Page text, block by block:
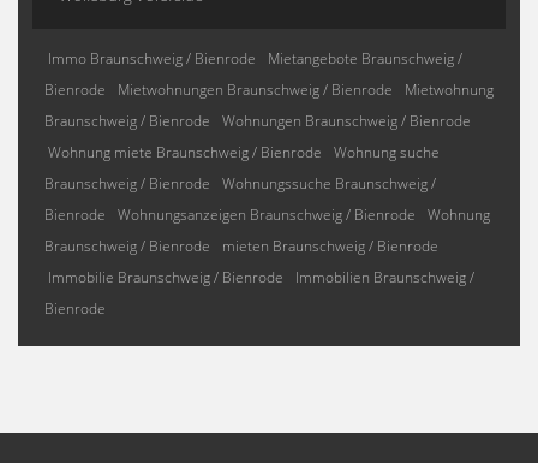
Immo Braunschweig / Bienrode
Mietangebote Braunschweig /
Bienrode
Mietwohnungen Braunschweig / Bienrode
Mietwohnung
Braunschweig / Bienrode
Wohnungen Braunschweig / Bienrode
Wohnung miete Braunschweig / Bienrode
Wohnung suche
Braunschweig / Bienrode
Wohnungssuche Braunschweig /
Bienrode
Wohnungsanzeigen Braunschweig / Bienrode
Wohnung
Braunschweig / Bienrode
mieten Braunschweig / Bienrode
Immobilie Braunschweig / Bienrode
Immobilien Braunschweig /
Bienrode